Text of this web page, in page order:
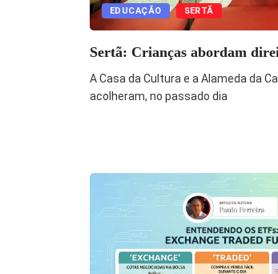
EDUCAÇÃO SERTÃ
Sertã: Crianças abordam
A Casa da Cultura e a Alameda da
acolheram, no passado dia